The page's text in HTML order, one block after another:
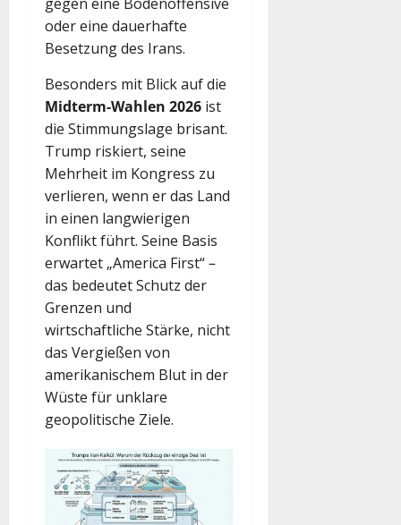
oder eine dauerhafte
Besetzung des Irans.
Besonders mit Blick auf die
Midterm-Wahlen 2026 ist
die Stimmungslage brisant.
Trump riskiert, seine
Mehrheit im Kongress zu
verlieren, wenn er das Land
in einen langwierigen
Konflikt führt. Seine Basis
erwartet „America First“ –
das bedeutet Schutz der
Grenzen und
wirtschaftliche Stärke, nicht
das Vergießen von
amerikanischem Blut in der
Wüste für unklare
geopolitische Ziele.